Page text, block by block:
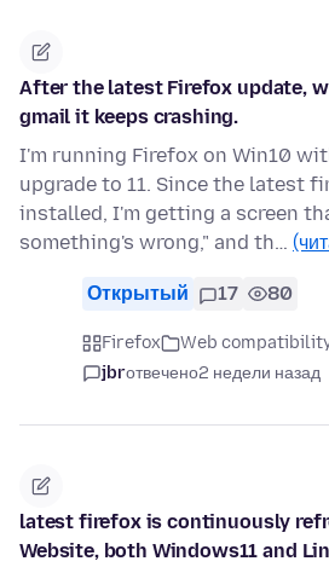
After the latest Firefox update,
gmail it keeps crashing.
I'm running Firefox on Win10
upgrade to 11. Since the latest
installed, I'm getting a screen
something's wrong," and th…
Открытый 17 80
Firefox Web
jbrотвечено2 недели назад
latest firefox is continuously
Website, both Windows11 and